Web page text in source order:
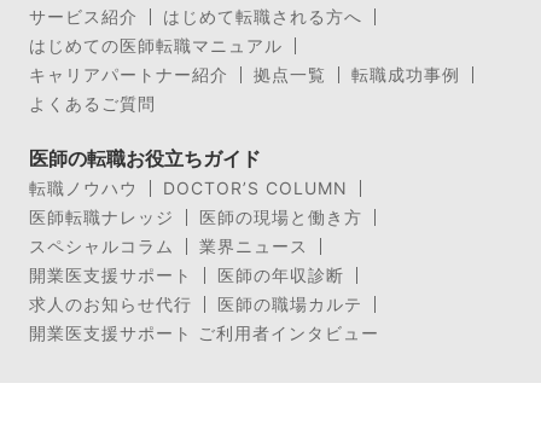
サービス紹介
はじめて転職される方へ
はじめての医師転職マニュアル
キャリアパートナー紹介
拠点一覧
転職成功事例
よくあるご質問
医師の転職お役立ちガイド
転職ノウハウ
DOCTOR’S COLUMN
医師転職ナレッジ
医師の現場と働き方
スペシャルコラム
業界ニュース
開業医支援サポート
医師の年収診断
求人のお知らせ代行
医師の職場カルテ
開業医支援サポート ご利用者インタビュー